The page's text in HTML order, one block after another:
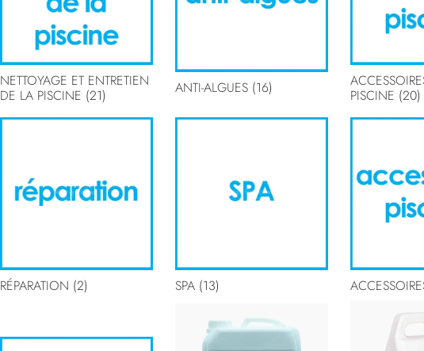
NETTOYAGE ET ENTRETIEN
DE LA PISCINE (21) ANTI-ALGUES (16)
PISCINE (20)
RÉPARATION (2) SPA (13)